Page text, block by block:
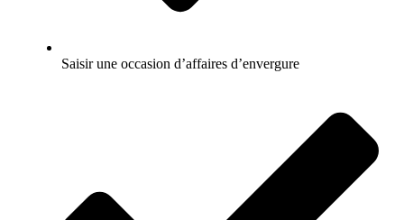
Saisir une occasion d’affaires d’envergure